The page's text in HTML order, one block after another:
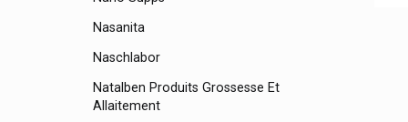
Nasanita
Naschlabor
Natalben Produits Grossesse Et
Allaitement